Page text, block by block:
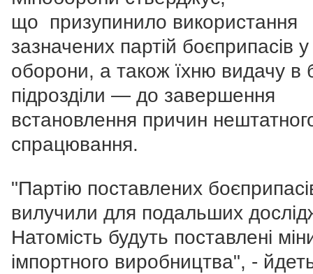
що
призупинило використання
зазначених партій боєприпасів
оборони, а також їхню видачу в
підрозділи — до завершення
встановлення причин
спрацювання.
"Партію поставлених
вилучили для подальших
Натомість будуть поставлені
імпортного виробництва", -